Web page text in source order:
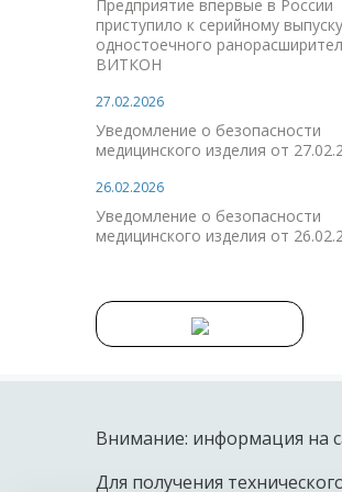
Предприятие впервые в России
приступило к серийному выпуску
одностоечного
ВИТКОН
27.02.2026
Уведомление о безопасности
медицинского изделия от
26.02.2026
Уведомление о безопасности
медицинского изделия от
Внимание: информация на
Для получения